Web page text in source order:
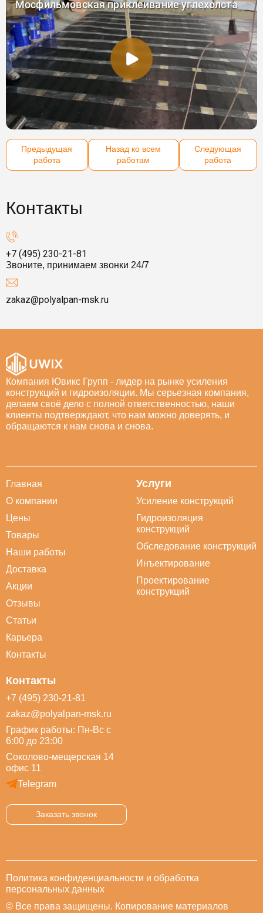
Предыдущая
работа
Назад ко всем
работам
Следующая
работа
Контакты
+7 (495) 230-21-81
Звоните, принимаем звонки 24/7
zakaz@polyalpan-msk.ru
Компания Ювикс Групп - лидер на рынке усиления
конструкций и гидроизоляции. Мы серьезная компания,
делаем своё дело с полной ответственностью, наши
клиенты подтверждают, что нам можно доверять, и
обращаются к нам снова и снова.
Главная
О компании
Цены
Товары
Наши работы
Доставка
Акции
Отзывы
Статьи
Карьера
Контакты
Услуги
Усиление конструкций
Гидроизоляция
конструкций
Обследование конструкций
Инъектирование
Проектирование
конструкций
Контакты
+7 (495) 230-21-81
zakaz@polyalpan-msk.ru
График работы: Пн-Вс с
6:00 до 23:00
Соколово-мещерская 14
офис 11
Telegram
Заказать звонок
Политика конфиденциальности и обработка
персональных данных
© Все права защищены. Копирование материалов